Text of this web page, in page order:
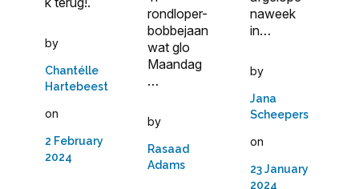
by
Chantélle
Hartebeest
on
2 February
2024
rondloper-
bobbejaan
wat glo
Maandag
…
by
Rasaad
Adams
naweek
in…
by
Jana
Scheepers
on
23 January
2024